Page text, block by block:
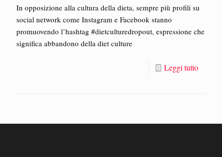
In opposizione alla cultura della dieta, sempre più profili su
social network come Instagram e Facebook stanno
promuovendo l’hashtag #dietculturedropout, espressione che
significa abbandono della diet culture
Leggi tutto